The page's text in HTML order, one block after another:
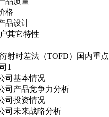
设计
其它特性
射时差法（TOFD）国内重
1
本情况
品竞争力分析
资情况
来战略分析